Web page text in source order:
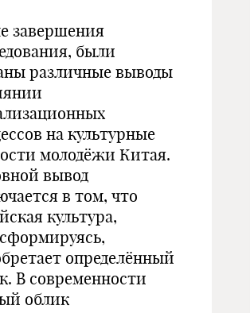
завершения
были
различные выводы
на культурные
молодёжи Китая.
вывод
в том, что
культура,
определённый
В современности
облик